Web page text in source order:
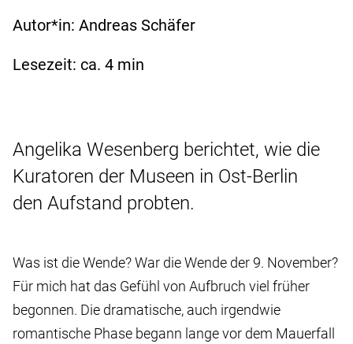
Autor*in: Andreas Schäfer
Lesezeit: ca. 4 min
Angelika Wesenberg berichtet, wie die
Kuratoren der Museen in Ost-Berlin
den Aufstand probten.
Was ist die Wende? War die Wende der 9. November?
Für mich hat das Gefühl von Aufbruch viel früher
begonnen. Die dramatische, auch irgendwie
romantische Phase begann lange vor dem Mauerfall